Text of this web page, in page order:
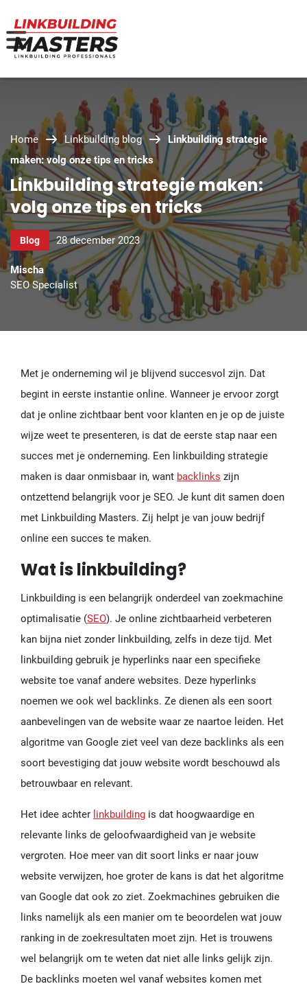
Home Linkbuilding blog
Linkbuilding strategie
maken: volg onze tips en tricks
Linkbuilding strategie maken:
volg onze tips en tricks
Blog 28 december 2023
Mischa
SEO Specialist
Met je onderneming wil je blijvend succesvol zijn. Dat
begint in eerste instantie online. Wanneer je ervoor zorgt
dat je online zichtbaar bent voor klanten en je op de juiste
wijze weet te presenteren, is dat de eerste stap naar een
succes met je onderneming. Een linkbuilding strategie
maken is daar onmisbaar in, want backlinks zijn
ontzettend belangrijk voor je SEO. Je kunt dit samen doen
met Linkbuilding Masters. Zij helpt je van jouw bedrijf
online een succes te maken.
Wat is linkbuilding?
Linkbuilding is een belangrijk onderdeel van zoekmachine
optimalisatie (SEO). Je online zichtbaarheid verbeteren
kan bijna niet zonder linkbuilding, zelfs in deze tijd. Met
linkbuilding gebruik je hyperlinks naar een specifieke
website toe vanaf andere websites. Deze hyperlinks
noemen we ook wel backlinks. Ze dienen als een soort
aanbevelingen van de website waar ze naartoe leiden. Het
algoritme van Google ziet veel van deze backlinks als een
soort bevestiging dat jouw website wordt beschouwd als
betrouwbaar en relevant.
Het idee achter linkbuilding is dat hoogwaardige en
relevante links de geloofwaardigheid van je website
vergroten. Hoe meer van dit soort links er naar jouw
website verwijzen, hoe groter de kans is dat het algoritme
van Google dat ook zo ziet. Zoekmachines gebruiken die
links namelijk als een manier om te beoordelen wat jouw
ranking in de zoekresultaten moet zijn. Het is trouwens
wel belangrijk om te weten dat niet alle links gelijk zijn.
De backlinks moeten wel vanaf websites komen met